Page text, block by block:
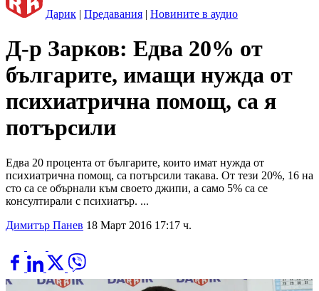
Дарик | Предавания | Новините в аудио
Д-р Зарков: Едва 20% от
българите, имащи нужда от
психиатрична помощ, са я
потърсили
Едва 20 процента от българите, които имат нужда от
психиатрична помощ, са потърсили такава. От тези 20%, 16 на
сто са се обърнали към своето джипи, а само 5% са се
консултирали с психиатър. ...
Димитър Панев 18 Март 2016 17:17 ч.